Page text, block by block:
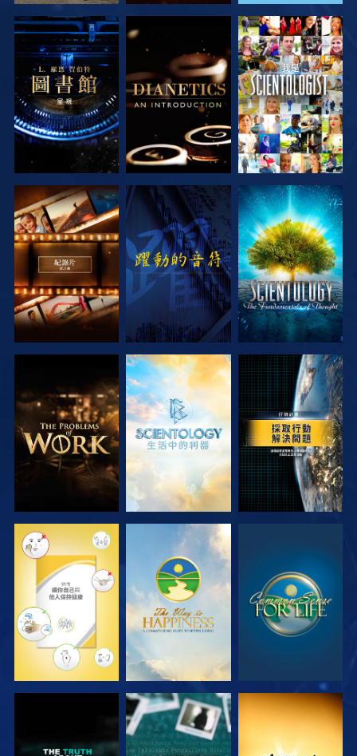
探索系列節目 探索系列節目 觀看
探索系列節目 觀看 探索系列節目
探索系列節目 探索系列節目 觀看
觀看 觀看 觀看
觀看 觀看